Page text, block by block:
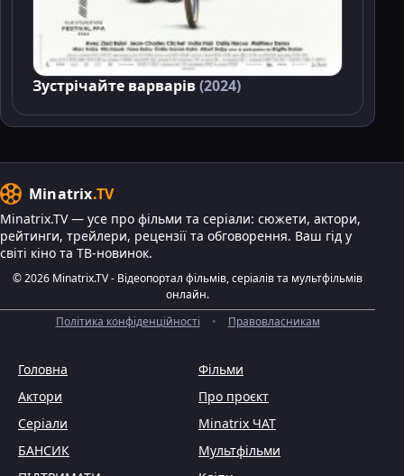
Зустрічайте варварів(2024)
Minatrix.TV
Minatrix.TV — усе про фільми та серіали: сюжети, актори,
рейтинги, трейлери, рецензії та обговорення. Ваш гід у
світі кіно та ТВ-новинок.
© 2026 Minatrix.TV - Відеопортал фільмів, серіалів та мультфільмів
онлайн.
Політика конфіденційності
• Правовласникам
Головна
Фільми
Актори
Про проєкт
Серіали
Minatrix ЧАТ
БАНСИК
Мультфільми